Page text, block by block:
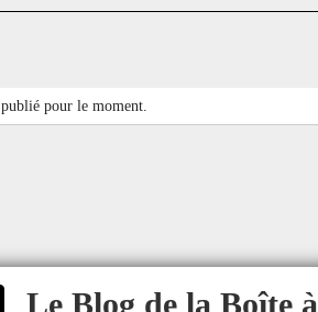
pour le moment.
Le Blog de la Boîte